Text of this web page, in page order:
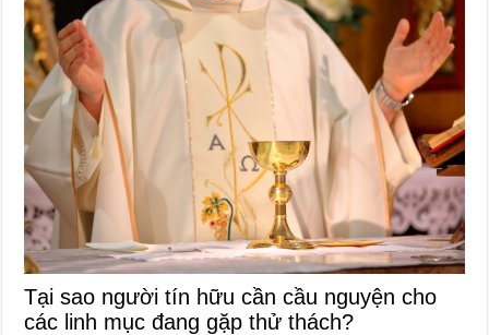
Tại sao người tín hữu cần cầu nguyện cho
các linh mục đang gặp thử thách?